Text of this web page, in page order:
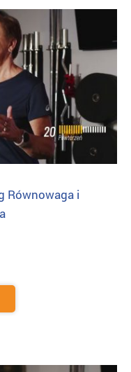
Równowaga i